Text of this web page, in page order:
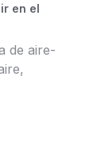
en el
de aire-